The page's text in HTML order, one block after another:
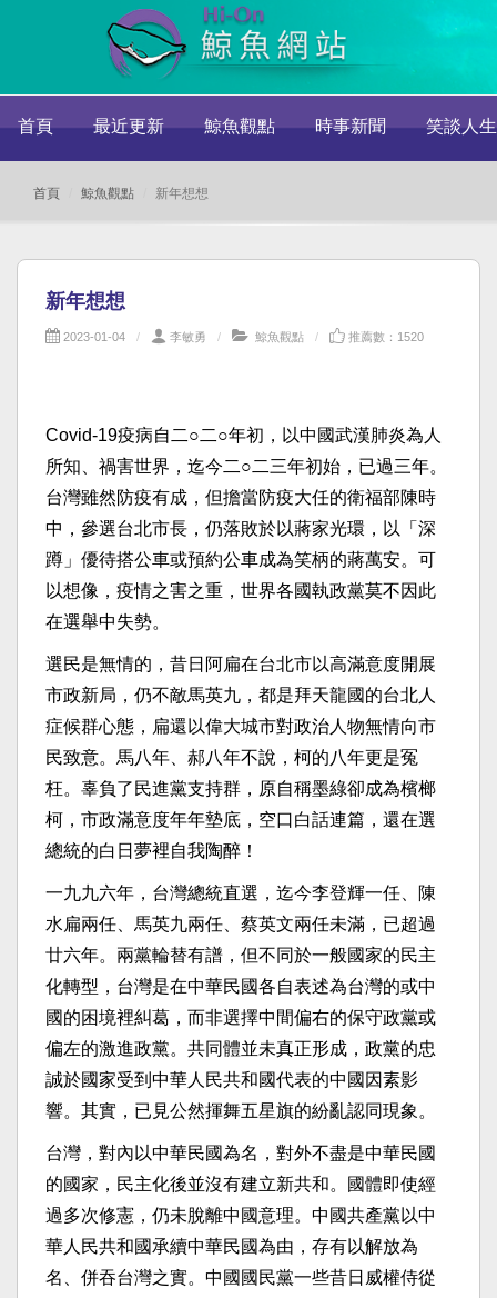
首頁 最近更新 鯨魚觀點 時事新聞 笑談人生
首頁 鯨魚觀點 新年想想
新年想想
2023-01-04 李敏勇 鯨魚觀點 推薦數：1520
Covid-19疫病自二○二○年初，以中國武漢肺炎為人
所知、禍害世界，迄今二○二三年初始，已過三年。
台灣雖然防疫有成，但擔當防疫大任的衛福部陳時
中，參選台北市長，仍落敗於以蔣家光環，以「深
蹲」優待搭公車或預約公車成為笑柄的蔣萬安。可
以想像，疫情之害之重，世界各國執政黨莫不因此
在選舉中失勢。
選民是無情的，昔日阿扁在台北市以高滿意度開展
市政新局，仍不敵馬英九，都是拜天龍國的台北人
症候群心態，扁還以偉大城市對政治人物無情向市
民致意。馬八年、郝八年不說，柯的八年更是冤
枉。辜負了民進黨支持群，原自稱墨綠卻成為檳榔
柯，市政滿意度年年墊底，空口白話連篇，還在選
總統的白日夢裡自我陶醉！
一九九六年，台灣總統直選，迄今李登輝一任、陳
水扁兩任、馬英九兩任、蔡英文兩任未滿，已超過
廿六年。兩黨輪替有譜，但不同於一般國家的民主
化轉型，台灣是在中華民國各自表述為台灣的或中
國的困境裡糾葛，而非選擇中間偏右的保守政黨或
偏左的激進政黨。共同體並未真正形成，政黨的忠
誠於國家受到中華人民共和國代表的中國因素影
響。其實，已見公然揮舞五星旗的紛亂認同現象。
台灣，對內以中華民國為名，對外不盡是中華民國
的國家，民主化後並沒有建立新共和。國體即使經
過多次修憲，仍未脫離中國意理。中國共產黨以中
華人民共和國承續中華民國為由，存有以解放為
名、併吞台灣之實。中國國民黨一些昔日威權侍從